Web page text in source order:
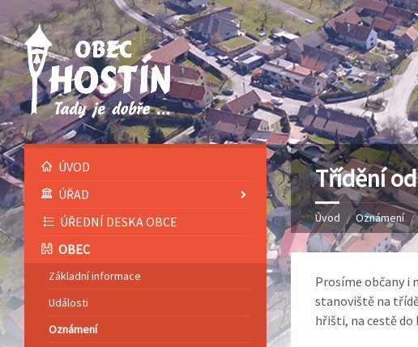
Třídění
Úvod Oznámení
Prosíme občany i
stanoviště na
hřišti, na cestě do
ÚVOD
ÚŘAD
ÚŘEDNÍ DESKA OBCE
OBEC
Základní informace
Události
Oznámení